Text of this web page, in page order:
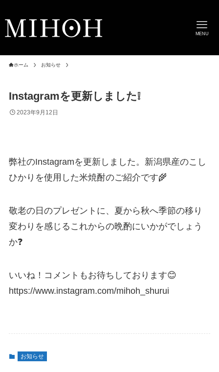
MENU
ホーム お知らせ
Instagramを更新しました❕
2023年9月12日
弊社のInstagramを更新しました。新潟県産のこし
ひかりを使用した米焼酎のご紹介です🌾
敬老の日のプレゼントに、夏から秋へ季節の移り
変わりを感じるこれからの晩酌にいかがでしょう
か❓
いいね！コメントもお待ちしております😊
https://www.instagram.com/mihoh_shurui
お知らせ